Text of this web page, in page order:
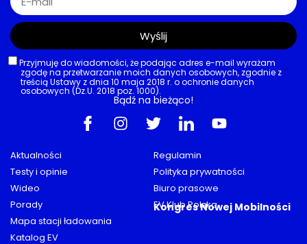
Aktualności
Testy i opinie
Wideo
Porady
Mapa stacji ładowania
Katalog EV
Regulamin
Polityka prywatności
Biuro prasowe
EV Klub Polska
Kongres Nowej Mobilności
Przyjmuję do wiadomości, że podając adres e-mail wyrażam
zgodę na przetwarzanie moich danych osobowych, zgodnie z
treścią Ustawy z dnia 10 maja 2018 r. o ochronie danych
osobowych (Dz.U. 2018 poz. 1000).
Wyślij
Bądź na bieżąco!